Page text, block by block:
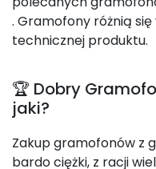
. Gramofony różnią
technicznej produktu.
🏆 Dobry
jaki?
Zakup gramofonów z
bardo ciężki, z racji